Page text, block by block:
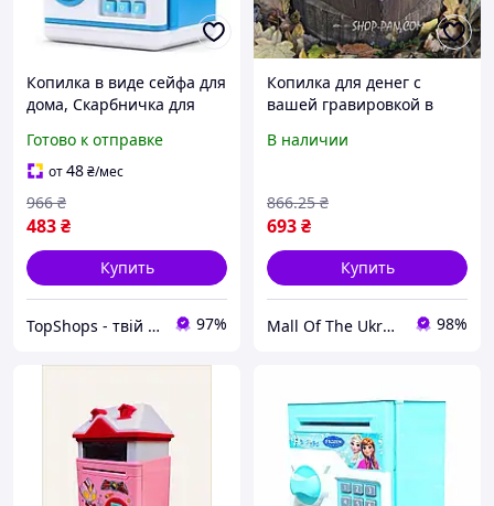
Копилка в виде сейфа для
дома, Скарбничка для
электронная копилка
сейф с кодовым замком
JX-71
Готово к отправке
от48₴/мес
483₴
966 ₴
Купить
TopShops - твій інтернет магазин 97%
Копилка для денег с
вашей гравировкой в
деньги
В наличии
693₴
866.25 ₴
Купить
Mall Of The Ukraine 98%